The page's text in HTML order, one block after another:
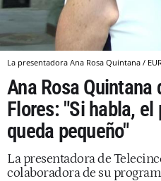
La presentadora Ana Rosa Quintana /
Ana Rosa Quintana
Flores: "Si habla,
queda pequeño"
La presentadora de
colaboradora de su